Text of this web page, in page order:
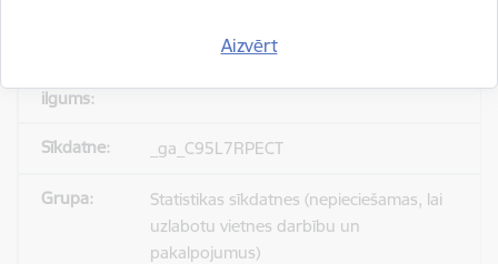
Aizvērt
_ga_C95L7RPECT
Statistikas sīkdatnes (nepieciešamas, lai
uzlabotu vietnes darbību un
pakalpojumus)